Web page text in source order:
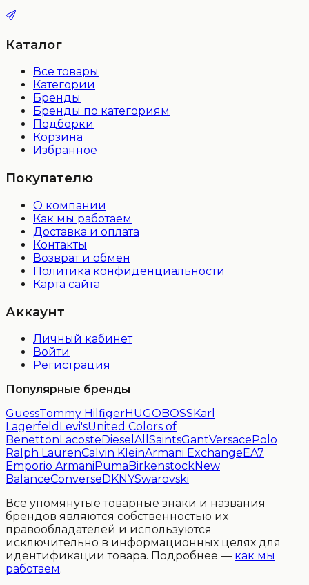
Каталог
Все товары
Категории
Бренды
Бренды по категориям
Подборки
Корзина
Избранное
Покупателю
О компании
Как мы работаем
Доставка и оплата
Контакты
Возврат и обмен
Политика конфиденциальности
Карта сайта
Аккаунт
Личный кабинет
Войти
Регистрация
Популярные бренды
GuessTommy HilfigerHUGO BOSS Karl
Lagerfeld Levi'sUnited Colors of
Benetton Lacoste Diesel AllSaintsGantVersace Polo
Ralph LaurenCalvin KleinArmani Exchange EA7
Emporio Armani Puma BirkenstockNew
BalanceConverse DKNYSwarovski
Все упомянутые товарные знаки и названия
брендов являются собственностью их
правообладателей и используются
исключительно в информационных целях для
идентификации товара. Подробнее — как мы
работаем.